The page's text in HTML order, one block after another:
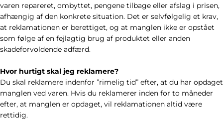
varen repareret, ombyttet, pengene tilbage eller afslag i prisen,
afhængig af den konkrete situation. Det er selvfølgelig et krav,
at reklamationen er berettiget, og at manglen ikke er opstået
som følge af en fejlagtig brug af produktet eller anden
skadeforvoldende adfærd.
Hvor hurtigt skal jeg reklamere?
Du skal reklamere indenfor ”rimelig tid” efter, at du har opdaget
manglen ved varen. Hvis du reklamerer inden for to måneder
efter, at manglen er opdaget, vil reklamationen altid være
rettidig.